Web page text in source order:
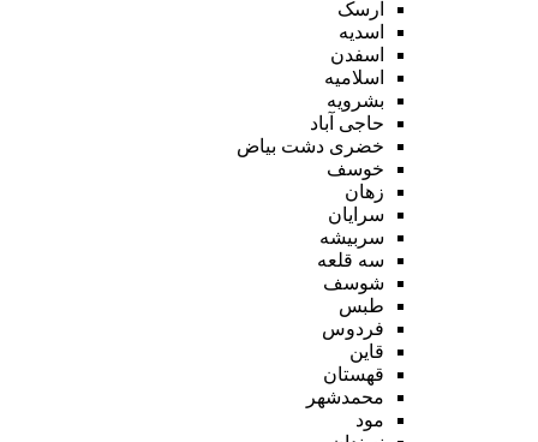
ارسک
اسدیه
اسفدن
اسلامیه
بشرویه
حاجی آباد
خضری دشت بیاض
خوسف
زهان
سرایان
سربیشه
سه قلعه
شوسف
طبس
فردوس
قاین
قهستان
محمدشهر
مود